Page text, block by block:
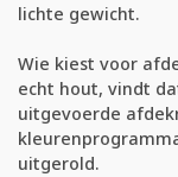
lichte gewicht.
Wie kiest voor
echt hout, vindt
uitgevoerde
uitgerold.